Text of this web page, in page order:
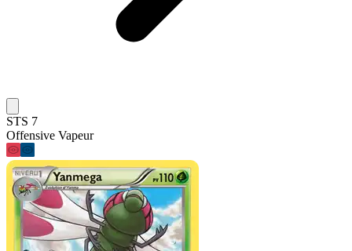
STS 7
Offensive Vapeur